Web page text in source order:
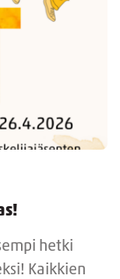
hetki
Kaikkien